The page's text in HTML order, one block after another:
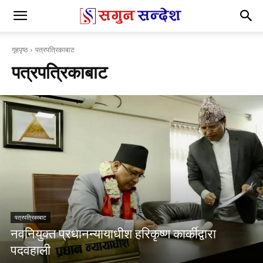
गृहपृष्ठ पत्रपत्रिकाबाट
पत्रपत्रिकाबाट
पत्रपत्रिकाबाट
नवनियुक्त प्रधानन्यायाधीश हरिकृष्ण कार्कीद्वारा
पदवहाली